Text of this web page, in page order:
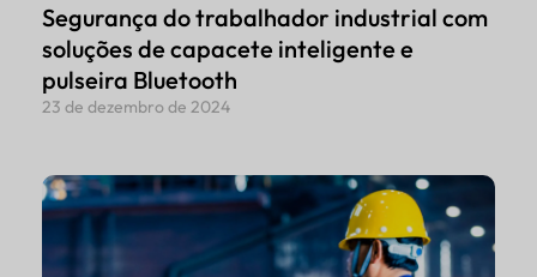
Segurança do trabalhador industrial com
soluções de capacete inteligente e
pulseira Bluetooth
23 de dezembro de 2024